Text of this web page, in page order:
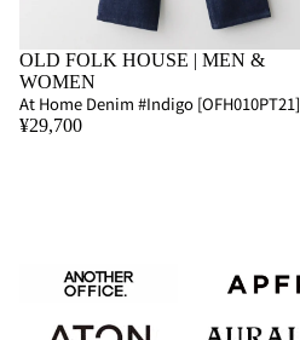
OLD FOLK HOUSE | MEN &
WOMEN
At Home Denim #Indigo [OFH010PT21]
¥29,700
ANOTHER
OFFICE
APFR
ATON AURALEE